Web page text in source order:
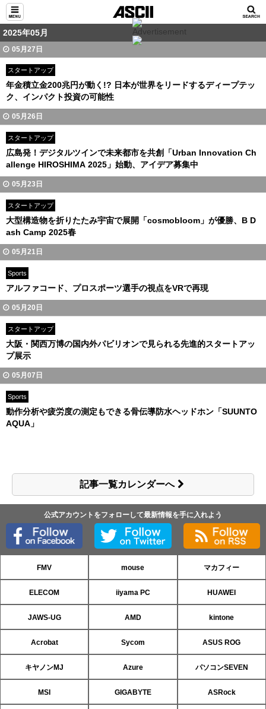
2025年05月
05月27日
スタートアップ
年金積立金200兆円が動く!? 日本が世界をリードするディープテッ
ク、インパクト投資の可能性
05月26日
スタートアップ
広島発！デジタルツインで未来都市を共創「Urban Innovation Ch
allenge HIROSHIMA 2025」始動、アイデア募集中
05月23日
スタートアップ
大型構造物を折りたたみ宇宙で展開「cosmobloom」が優勝、B D
ash Camp 2025春
05月21日
Sports
アルファコード、プロスポーツ選手の視点をVRで再現
05月20日
スタートアップ
大阪・関西万博の国内外パビリオンで見られる先進的スタートアッ
プ展示
05月07日
Sports
動作分析や疲労度の測定もできる骨伝導防水ヘッドホン「SUUNTO
AQUA」
記事一覧カレンダーへ
公式アカウントをフォローして最新情報を手に入れよう
FMV mouse マカフィー
ELECOM iiyama PC HUAWEI
JAWS-UG AMD kintone
Acrobat Sycom ASUS ROG
キヤノンMJ Azure パソコンSEVEN
MSI GIGABYTE ASRock